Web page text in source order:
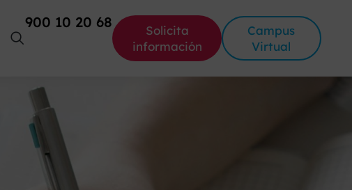
900 10 20 68
Solicita
información
Campus
Virtual